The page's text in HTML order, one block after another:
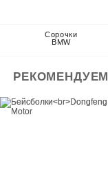
Сорочки
BMW
РЕКОМЕНДУЕМ